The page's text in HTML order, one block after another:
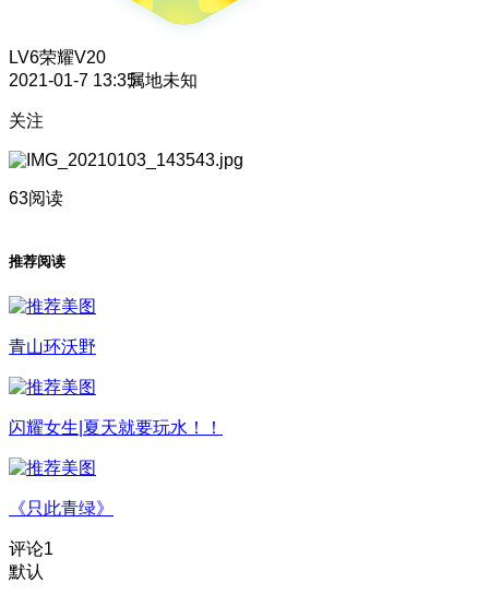
LV6荣耀V20
2021-01-7 13:35属地未知
关注
63阅读
推荐阅读
青山环沃野
闪耀女生|夏天就要玩水！！
《只此青绿》
评论1
默认